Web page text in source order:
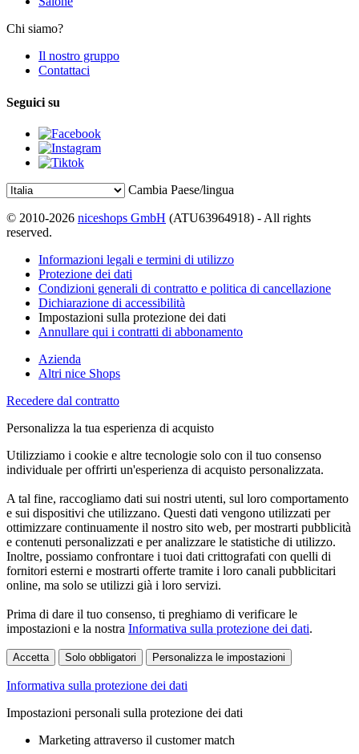
Chi siamo?
Il nostro gruppo
Contattaci
Seguici su
Cambia Paese/lingua
© 2010-2026 niceshops GmbH (ATU63964918) - All rights
reserved.
Informazioni legali e termini di utilizzo
Protezione dei dati
Condizioni generali di contratto e politica di cancellazione
Dichiarazione di accessibilità
Impostazioni sulla protezione dei dati
Annullare qui i contratti di abbonamento
Azienda
Altri nice Shops
Recedere dal contratto
Personalizza la tua esperienza di acquisto
Utilizziamo i cookie e altre tecnologie solo con il tuo consenso
individuale per offrirti un'esperienza di acquisto personalizzata.
A tal fine, raccogliamo dati sui nostri utenti, sul loro comportamento
e sui dispositivi che utilizzano. Questi dati vengono utilizzati per
ottimizzare continuamente il nostro sito web, per mostrarti pubblicità
e contenuti personalizzati e per analizzare le statistiche di utilizzo.
Inoltre, possiamo confrontare i tuoi dati crittografati con quelli di
fornitori esterni e mostrarti offerte tramite i loro canali pubblicitari
online, ma solo se utilizzi già i loro servizi.
Prima di dare il tuo consenso, ti preghiamo di verificare le
impostazioni e la nostra Informativa sulla protezione dei dati.
Accetta Solo obbligatori Personalizza le impostazioni
Informativa sulla protezione dei dati
Impostazioni personali sulla protezione dei dati
Marketing attraverso il customer match